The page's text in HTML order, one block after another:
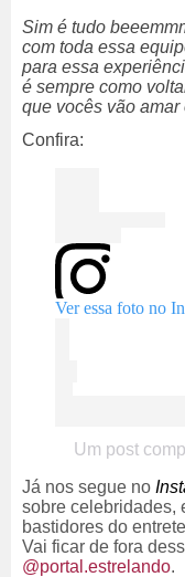
Sim é tudo
com toda essa
para essa
é sempre como
que vocês vão amar
Confira:
Ver essa foto no
Um post
Já nos segue no
sobre celebridades,
bastidores do
Vai ficar de fora
@portal.estrelando.